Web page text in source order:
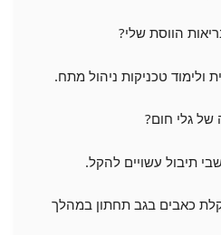
ולימוד טכניקות ניהול מתח.
תיבול עשויים להקל.
כאבים בגב תחתון במהלך